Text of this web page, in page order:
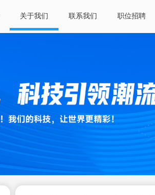
关于我们 联系我们 职位招聘